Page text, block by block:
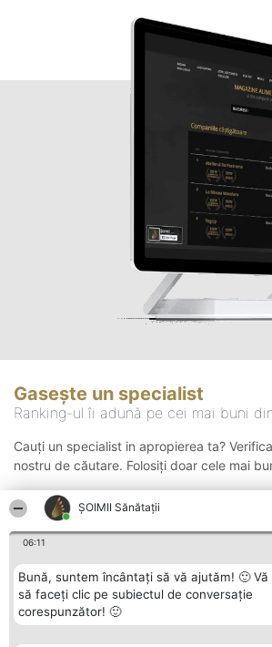
ŞOIMII Sănătații
06:11
Bună, suntem încântați să vă ajutăm! 🙂 Vă
să faceți clic pe subiectul de conversație
corespunzător! 🙂
Gasește un specialist
Ranking-ul îi adună pe cei mai buni
Cauți un specialist in apropierea ta?
nostru de căutare. Folosiți doar cele mai